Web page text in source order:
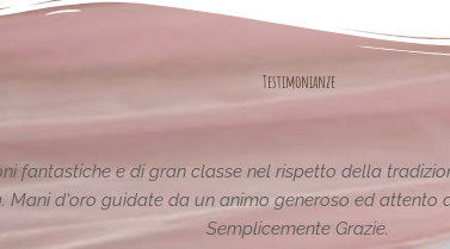
Testimonianze
Le creazioni sono fantastiche e uniche..raffinate
pagina,piena di idee!grazie